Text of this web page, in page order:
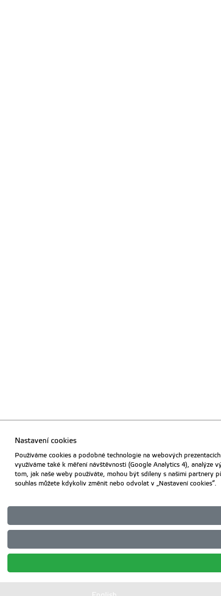
Nastavení cookies
Používáme cookies a podobné technologie na webových
využíváme také k měření návštěvnosti (Google Analytics 4), analýze
tom, jak naše weby používáte, mohou být sdíleny s našimi partnery
souhlas můžete kdykoliv změnit nebo odvolat v „Nastavení cookies“.